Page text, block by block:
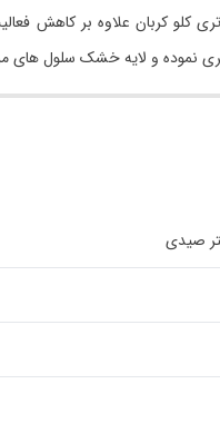
کلو کربان علاوه بر کاهش
نموده و لایه خشک سلول های
صیدی